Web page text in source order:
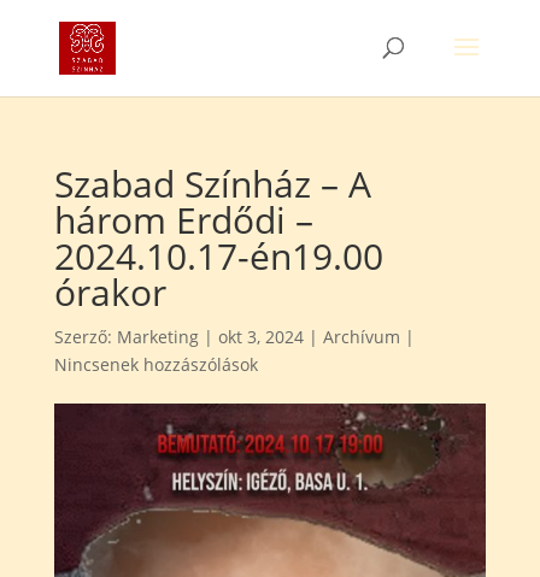
Szabad Színház – A
három Erdődi –
2024.10.17-én19.00
órakor
Szerző: Marketing| okt 3, 2024| Archívum |
Nincsenek hozzászólások